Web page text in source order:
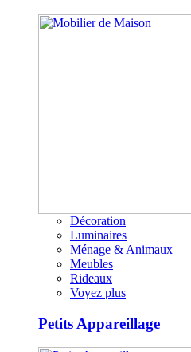
Décoration
Luminaires
Ménage & Animaux
Meubles
Rideaux
Voyez plus
Petits Appareillage